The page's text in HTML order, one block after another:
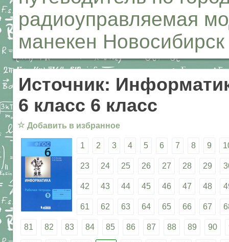
радиоуправляемая
манекен
Источник:
6 класс 6 класс
☆ Добавить в избранное
1 2 3 4 5 6 7 8 9
23 24 25 26 27 28 29
42 43 44 45 46 47 48
61 62 63 64 65 66 67
81 82 83 84 85 86 87 88 89 90